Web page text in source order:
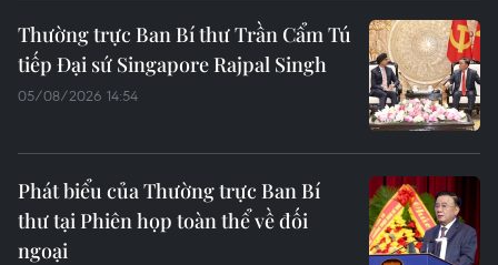
Thường trực Ban Bí thư Trần Cẩm Tú
tiếp Đại sứ Singapore Rajpal Singh
05/08/2026 14:54
Phát biểu của Thường trực Ban Bí
thư tại Phiên họp toàn thể về đối
ngoại